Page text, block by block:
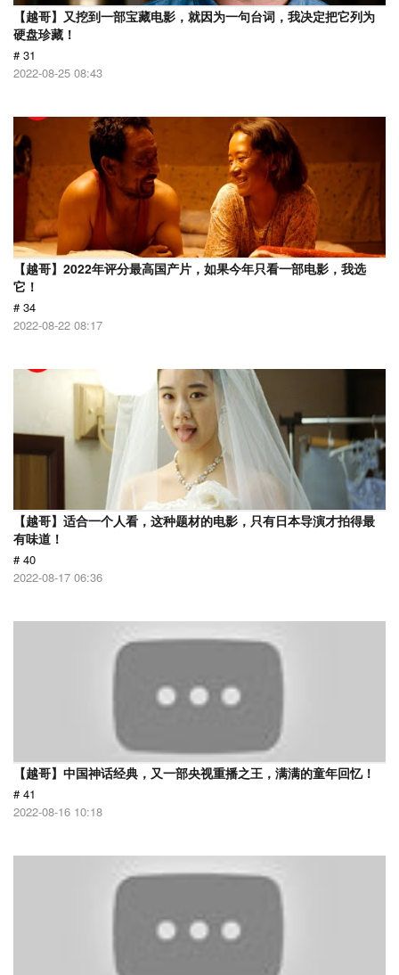
【越哥】又挖到一部宝藏电影，就因为一句台词，我决定把它列为
硬盘珍藏！
# 31
2022-08-25 08:43
【越哥】2022年评分最高国产片，如果今年只看一部电影，我选
它！
# 34
2022-08-22 08:17
【越哥】适合一个人看，这种题材的电影，只有日本导演才拍得最
有味道！
# 40
2022-08-17 06:36
【越哥】中国神话经典，又一部央视重播之王，满满的童年回忆！
# 41
2022-08-16 10:18